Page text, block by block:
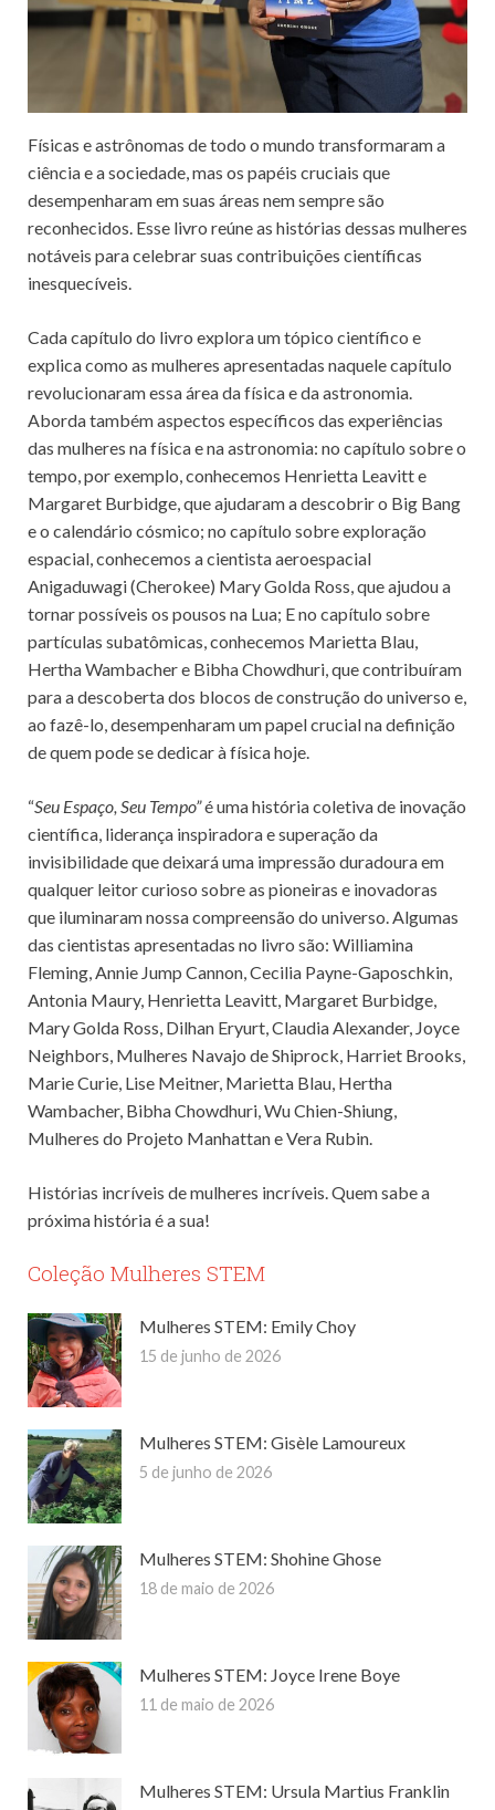
Físicas e astrônomas de todo o mundo transformaram a
ciência e a sociedade, mas os papéis cruciais que
desempenharam em suas áreas nem sempre são
reconhecidos. Esse livro reúne as histórias dessas mulheres
notáveis ​​para celebrar suas contribuições científicas
inesquecíveis.
Cada capítulo do livro explora um tópico científico e
explica como as mulheres apresentadas naquele capítulo
revolucionaram essa área da física e da astronomia.
Aborda também aspectos específicos das experiências
das mulheres na física e na astronomia: no capítulo sobre o
tempo, por exemplo, conhecemos Henrietta Leavitt e
Margaret Burbidge, que ajudaram a descobrir o Big Bang
e o calendário cósmico; no capítulo sobre exploração
espacial, conhecemos a cientista aeroespacial
Anigaduwagi (Cherokee) Mary Golda Ross, que ajudou a
tornar possíveis os pousos na Lua; E no capítulo sobre
partículas subatômicas, conhecemos Marietta Blau,
Hertha Wambacher e Bibha Chowdhuri, que contribuíram
para a descoberta dos blocos de construção do universo e,
ao fazê-lo, desempenharam um papel crucial na definição
de quem pode se dedicar à física hoje.
“Seu Espaço, Seu Tempo”é uma história coletiva de inovação
científica, liderança inspiradora e superação da
invisibilidade que deixará uma impressão duradoura em
qualquer leitor curioso sobre as pioneiras e inovadoras
que iluminaram nossa compreensão do universo. Algumas
das cientistas apresentadas no livro são: Williamina
Fleming, Annie Jump Cannon, Cecilia Payne-Gaposchkin,
Antonia Maury, Henrietta Leavitt, Margaret Burbidge,
Mary Golda Ross, Dilhan Eryurt, Claudia Alexander, Joyce
Neighbors, Mulheres Navajo de Shiprock, Harriet Brooks,
Marie Curie, Lise Meitner, Marietta Blau, Hertha
Wambacher, Bibha Chowdhuri, Wu Chien-Shiung,
Mulheres do Projeto Manhattan e Vera Rubin.
Histórias incríveis de mulheres incríveis. Quem sabe a
próxima história é a sua!
Coleção Mulheres STEM
Mulheres STEM: Emily Choy
15 de junho de 2026
Mulheres STEM: Gisèle Lamoureux
5 de junho de 2026
Mulheres STEM: Shohine Ghose
18 de maio de 2026
Mulheres STEM: Joyce Irene Boye
11 de maio de 2026
Mulheres STEM: Ursula Martius Franklin